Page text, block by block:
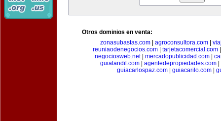
Otros dominios en venta:
zonasubastas.com
agroconsultora.com
reuniaodenegocios.com| tarjetacomercial.com
negociosweb.net| mercadopublicidad.com
guiatandil.com| agentedepropiedades.com|
guiacarlospaz.com| guiacarilo.com|